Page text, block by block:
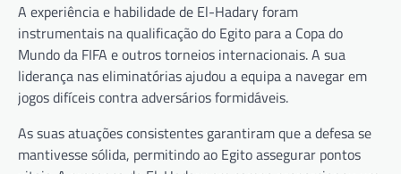
A experiência e habilidade de El-Hadary foram
instrumentais na qualificação do Egito para a Copa do
Mundo da FIFA e outros torneios internacionais. A sua
liderança nas eliminatórias ajudou a equipa a navegar em
jogos difíceis contra adversários formidáveis.
As suas atuações consistentes garantiram que a defesa se
mantivesse sólida, permitindo ao Egito assegurar pontos